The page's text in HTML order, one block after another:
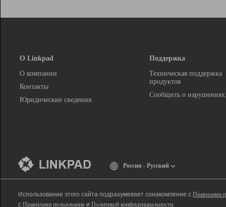
О Linkpad
О компании
Контакты
Юридические сведения
Поддержка
Техническая поддержка
продуктов
Сообщить о нарушениях
Россия - Русский
Использование этого сайта подразумевает ознакомление с Правилами
с Правилами пользования и Политикой конфиденциальности.